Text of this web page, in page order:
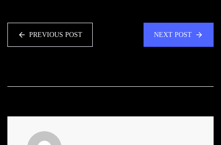
PREVIOUS POST NEXT POST